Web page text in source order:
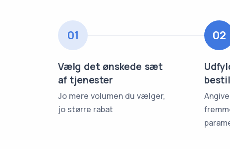
01
Vælg det ønskede sæt
af tjenester
Jo mere volumen du vælger,
jo større rabat
02